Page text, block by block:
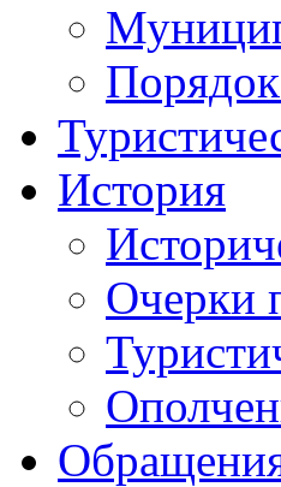
История
Очерки